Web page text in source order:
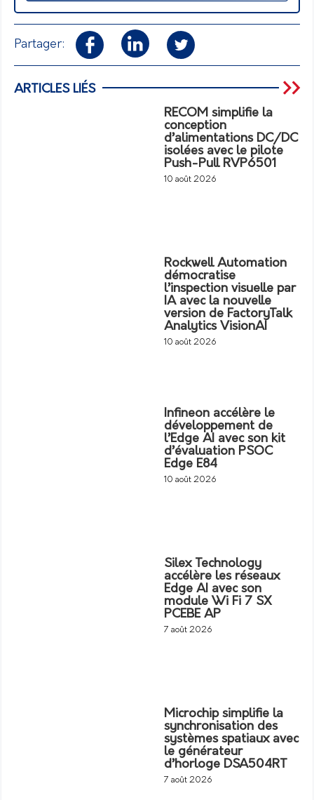
Partager:
ARTICLES LIÉS
RECOM simplifie la
conception
d’alimentations DC/DC
isolées avec le pilote
Push-Pull RVP6501
10 août 2026
Rockwell Automation
démocratise
l’inspection visuelle par
IA avec la nouvelle
version de FactoryTalk
Analytics VisionAI
10 août 2026
Infineon accélère le
développement de
l’Edge AI avec son kit
d’évaluation PSOC
Edge E84
10 août 2026
Silex Technology
accélère les réseaux
Edge AI avec son
module Wi Fi 7 SX
PCEBE AP
7 août 2026
Microchip simplifie la
synchronisation des
systèmes spatiaux avec
le générateur
d’horloge DSA504RT
7 août 2026